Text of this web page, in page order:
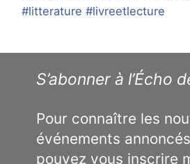
#litterature #livreetlecture
S’abonner à l’Écho
Pour connaître les
événements
pouvez vous inscrire